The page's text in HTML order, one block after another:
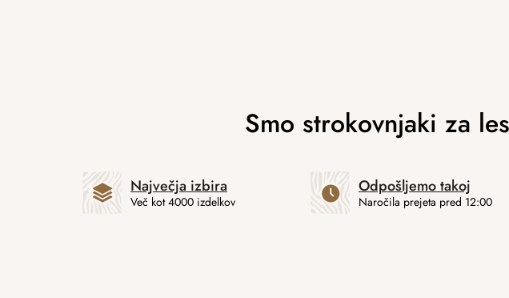
Največja izbira
Več kot 4000 izdelkov
Odpošljemo takoj
Naročila prejeta pred 12:00